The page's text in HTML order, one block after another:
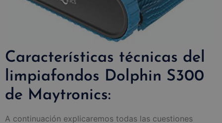
Características técnicas del
limpiafondos Dolphin S300
de Maytronics:
A continuación explicaremos todas las cuestiones